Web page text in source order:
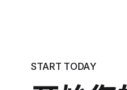
START TODAY